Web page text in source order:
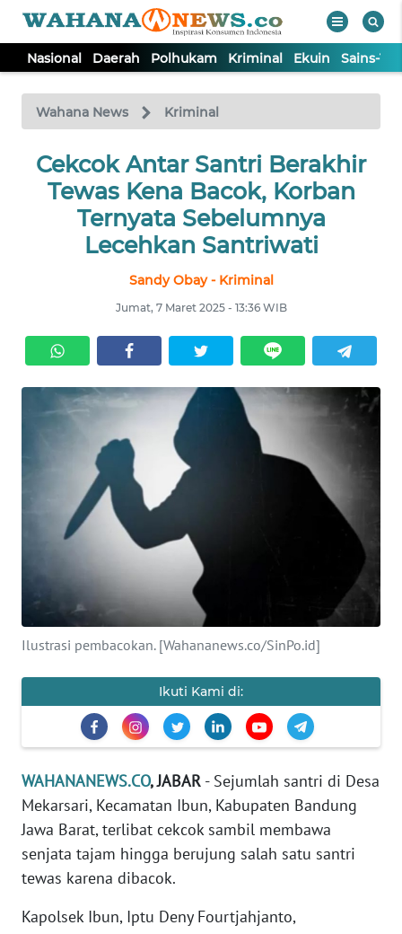
Nasional Daerah Polhukam Kriminal Ekuin Sains-
Wahana News Kriminal
Cekcok Antar Santri Berakhir
Tewas Kena Bacok, Korban
Ternyata Sebelumnya
Lecehkan Santriwati
Sandy Obay - Kriminal
Jumat, 7 Maret 2025 - 13:36 WIB
Ilustrasi pembacokan. [Wahananews.co/SinPo.id]
Ikuti Kami di:
WAHANANEWS.CO, JABAR - Sejumlah santri di Desa
Mekarsari, Kecamatan Ibun, Kabupaten Bandung
Jawa Barat, terlibat cekcok sambil membawa
senjata tajam hingga berujung salah satu santri
tewas karena dibacok.
Kapolsek Ibun, Iptu Deny Fourtjahjanto,
TV
Tutup
NASIONAL
EKUIN
SAINS-TEKNO
KESEHATAN
INTERNASIONAL
PENDIDIKAN
Informasi
INDEKS
KONTAK